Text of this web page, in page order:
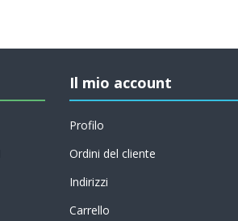
Il mio account
Profilo
Ordini del cliente
Indirizzi
Carrello